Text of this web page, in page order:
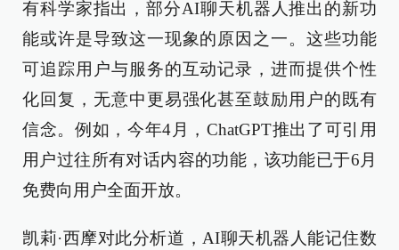
有科学家指出，部分AI聊天机器人推出的新功
能或许是导致这一现象的原因之一。这些功能
可追踪用户与服务的互动记录，进而提供个性
化回复，无意中更易强化甚至鼓励用户的既有
信念。例如，今年4月，ChatGPT推出了可引用
用户过往所有对话内容的功能，该功能已于6月
免费向用户全面开放。
凯莉·西摩对此分析道，AI聊天机器人能记住数